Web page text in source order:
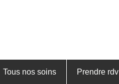
Tous nos soins Prendre rdv